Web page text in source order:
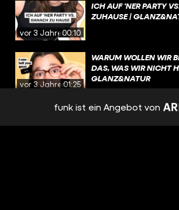
vor 3 Jahren00:10
ICH AUF 'NER PARTY
ZUHAUSE |
vor 3 Jahren01:25
WARUM WOLLEN WIR
DAS, WAS WIR NICHT
GLANZ&NATUR
NERVIGE
funk ist ein Angebot von